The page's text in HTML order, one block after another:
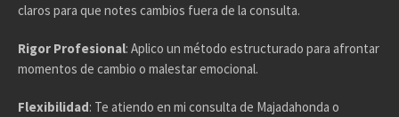
claros para que notes cambios fuera de la consulta.
Rigor Profesional: Aplico un método estructurado para afrontar
momentos de cambio o malestar emocional.
Flexibilidad: Te atiendo en mi consulta de Majadahonda o